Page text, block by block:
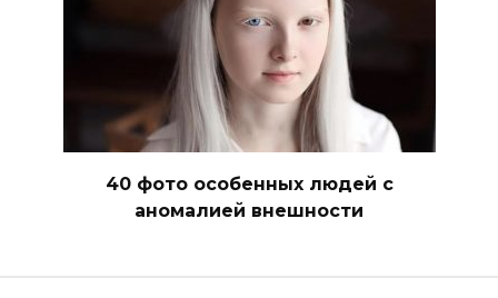
40 фото особенных людей с
аномалией внешности